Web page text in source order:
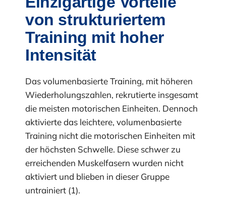
von strukturiertem
Training mit hoher
Intensität
Das volumenbasierte Training, mit höheren
Wiederholungszahlen, rekrutierte insgesamt
die meisten motorischen Einheiten. Dennoch
aktivierte das leichtere, volumenbasierte
Training nicht die motorischen Einheiten mit
der höchsten Schwelle. Diese schwer zu
erreichenden Muskelfasern wurden nicht
aktiviert und blieben in dieser Gruppe
untrainiert (1).